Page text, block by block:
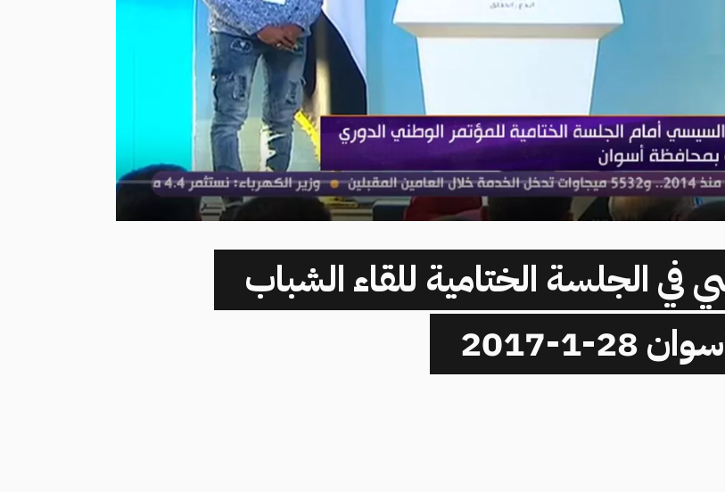
الجلسة الختامية للقاء الشباب
1-2017